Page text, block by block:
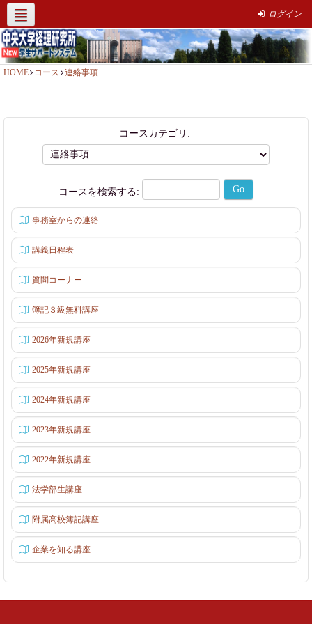
ログイン
経理研究所HP 社会人簿記講座 サポート情報
お問い合わせ
HOME コース 連絡事項
コースカテゴリ:
コースを検索する:
事務室からの連絡
講義日程表
質問コーナー
簿記３級無料講座
2026年新規講座
2025年新規講座
2024年新規講座
2023年新規講座
2022年新規講座
法学部生講座
附属高校簿記講座
企業を知る講座